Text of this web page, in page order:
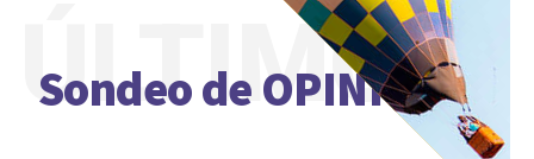
Sondeo de OPINIÓN
ÚLTIMO